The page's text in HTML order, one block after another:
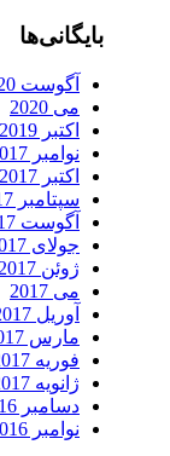
بایگانی‌ها
آگوست 2020
می 2020
اکتبر 2019
نوامبر 2017
اکتبر 2017
سپتامبر 2017
آگوست 2017
جولای 2017
ژوئن 2017
می 2017
آوریل 2017
مارس 2017
فوریه 2017
ژانویه 2017
دسامبر 2016
نوامبر 2016